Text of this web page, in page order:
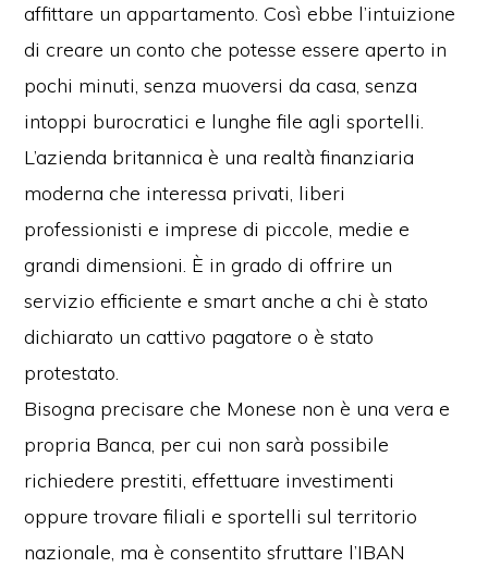
affittare un appartamento. Così ebbe l’intuizione
di creare un conto che potesse essere aperto in
pochi minuti, senza muoversi da casa, senza
intoppi burocratici e lunghe file agli sportelli.
L’azienda britannica è una realtà finanziaria
moderna che interessa privati, liberi
professionisti e imprese di piccole, medie e
grandi dimensioni. È in grado di offrire un
servizio efficiente e smart anche a chi è stato
dichiarato un cattivo pagatore o è stato
protestato.
Bisogna precisare che Monese non è una vera e
propria Banca, per cui non sarà possibile
richiedere prestiti, effettuare investimenti
oppure trovare filiali e sportelli sul territorio
nazionale, ma è consentito sfruttare l’IBAN